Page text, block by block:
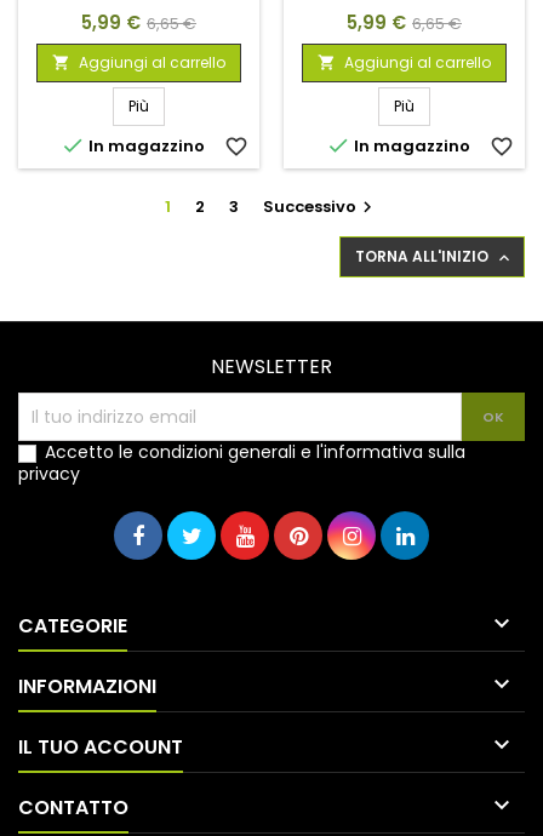
Prezzo
5,99 € Prezzo
base
6,65 €
 Aggiungi al carrello
Più
 In magazzino favorite_border
Prezzo
5,99 € Prezzo
base
6,65 €
 Aggiungi al carrello
Più
 In magazzino favorite_border
1 2 3 Successivo 
TORNA ALL'INIZIO 
NEWSLETTER
Accetto le condizioni generali e l'informativa sulla
privacy
CATEGORIE 
INFORMAZIONI 
IL TUO ACCOUNT 
CONTATTO 